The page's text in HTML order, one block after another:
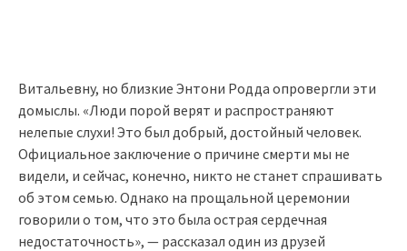
Витальевну, но близкие Энтони Родда опровергли эти
домыслы. «Люди порой верят и распространяют
нелепые слухи! Это был добрый, достойный человек.
Официальное заключение о причине смерти мы не
видели, и сейчас, конечно, никто не станет спрашивать
об этом семью. Однако на прощальной церемонии
говорили о том, что это была острая сердечная
недостаточность», — рассказал один из друзей